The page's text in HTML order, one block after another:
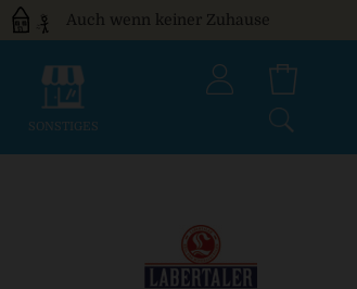
Auch wenn keiner Zuhause
SONSTIGES